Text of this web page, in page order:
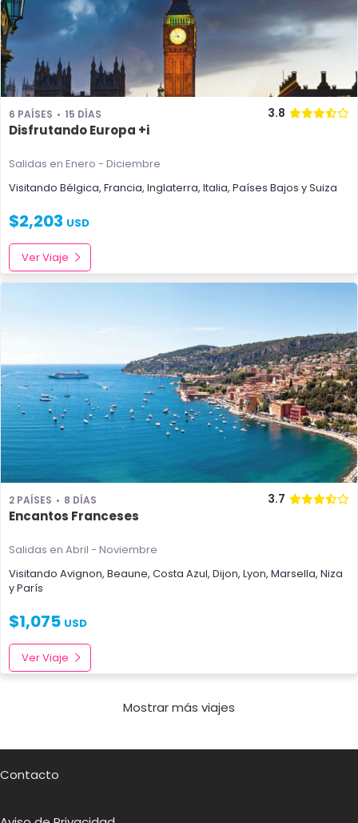
6 PAÍSES 15 DÍAS 3.8
Disfrutando Europa +i
Salidas en Enero - Diciembre
Visitando Bélgica, Francia, Inglaterra, Italia, Países Bajos ySuiza
$2,203 USD
Ver Viaje
2 PAÍSES 8 DÍAS 3.7
Encantos Franceses
Salidas en Abril - Noviembre
Visitando Avignon, Beaune, Costa Azul, Dijon, Lyon, Marsella, Niza
yParís
$1,075 USD
Ver Viaje
Mostrar más viajes
Contacto